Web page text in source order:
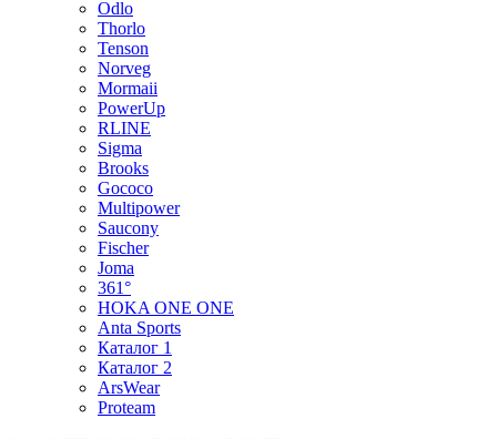
Odlo
Thorlo
Tenson
Norveg
Mormaii
PowerUp
RLINE
Sigma
Brooks
Gococo
Multipower
Saucony
Fischer
Joma
361°
HOKA ONE ONE
Anta Sports
Каталог 1
Каталог 2
ArsWear
Proteam